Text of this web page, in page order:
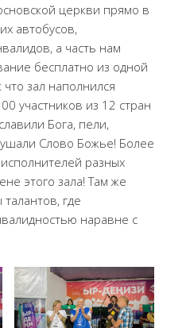
церкви прямо в
автобусов,
а часть нам
бесплатно из одной
зал наполнился
участников из 12 стран
Бога, пели,
Слово Божье! Более
разных
этого зала! Там же
где
наравне с